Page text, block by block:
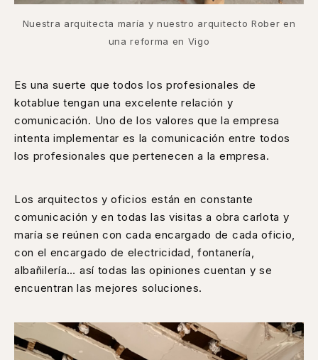
Nuestra arquitecta maría y nuestro arquitecto Rober en
una reforma en Vigo
Es una suerte que todos los profesionales de
kotablue tengan una excelente relación y
comunicación. Uno de los valores que la empresa
intenta implementar es la comunicación entre todos
los profesionales que pertenecen a la empresa.
Los arquitectos y oficios están en constante
comunicación y en todas las visitas a obra carlota y
maría se reúnen con cada encargado de cada oficio,
con el encargado de electricidad, fontanería,
albañilería… así todas las opiniones cuentan y se
encuentran las mejores soluciones.